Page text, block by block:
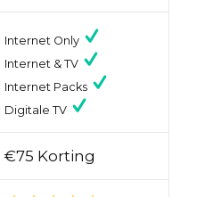
Internet Only
Internet & TV
Internet Packs
Digitale TV
€75 Korting